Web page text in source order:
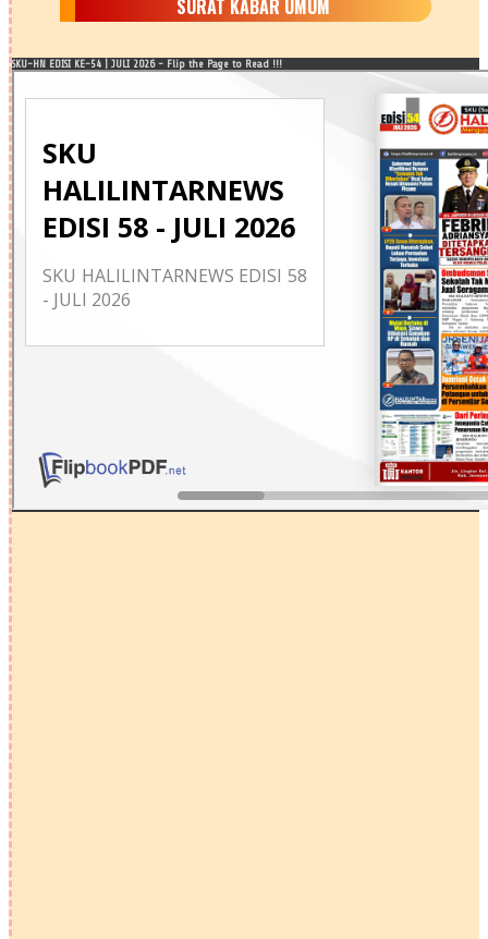
SURAT KABAR UMUM
SKU-HN EDISI KE-54 | JULI 2026 - Flip the Page to Read !!!